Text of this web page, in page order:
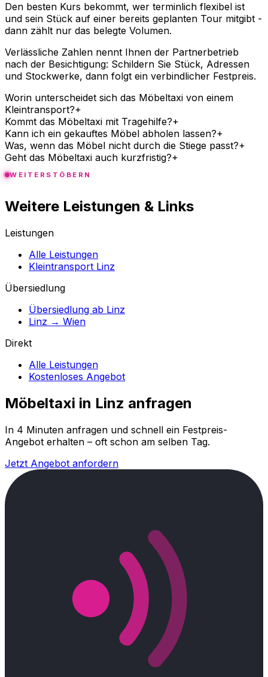
Den besten Kurs bekommt, wer terminlich flexibel ist
und sein Stück auf einer bereits geplanten Tour mitgibt -
dann zählt nur das belegte Volumen.
Verlässliche Zahlen nennt Ihnen der Partnerbetrieb
nach der Besichtigung: Schildern Sie Stück, Adressen
und Stockwerke, dann folgt ein verbindlicher Festpreis.
Worin unterscheidet sich das Möbeltaxi von einem
Kleintransport?+
Kommt das Möbeltaxi mit Tragehilfe?+
Kann ich ein gekauftes Möbel abholen lassen?+
Was, wenn das Möbel nicht durch die Stiege passt?+
Geht das Möbeltaxi auch kurzfristig?+
WEITERSTÖBERN
Weitere Leistungen & Links
Leistungen
Alle Leistungen
Kleintransport Linz
Übersiedlung
Übersiedlung ab Linz
Linz → Wien
Direkt
Alle Leistungen
Kostenloses Angebot
Möbeltaxi in Linz anfragen
In 4 Minuten anfragen und schnell ein Festpreis-
Angebot erhalten – oft schon am selben Tag.
Jetzt Angebot anfordern